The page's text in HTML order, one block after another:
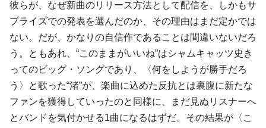
彼らが、なぜ新曲のリリース方法として配信を、しかもサ
プライズでの発表を選んだのか、その理由はまだ定かでは
ない。だが、かなりの自信作であることは間違いないだろ
う。ともあれ、“このままがいいね”はシャムキャッツ史き
ってのビッグ・ソングであり、〈何をしようが勝手だろ
う〉と歌った“渚”が、楽曲に込めた反抗とは裏腹に新たな
ファンを獲得していったのと同様に、まだ見ぬリスナーへ
とバンドを気付かせる1曲になるはずだ。その結果が〈こ